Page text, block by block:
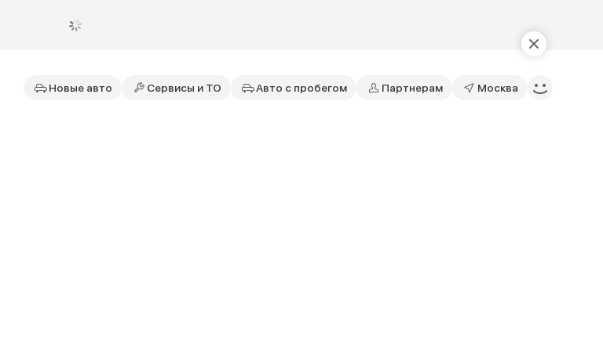
Новые авто Сервисы и ТО Авто с пробегом Партнерам Москва